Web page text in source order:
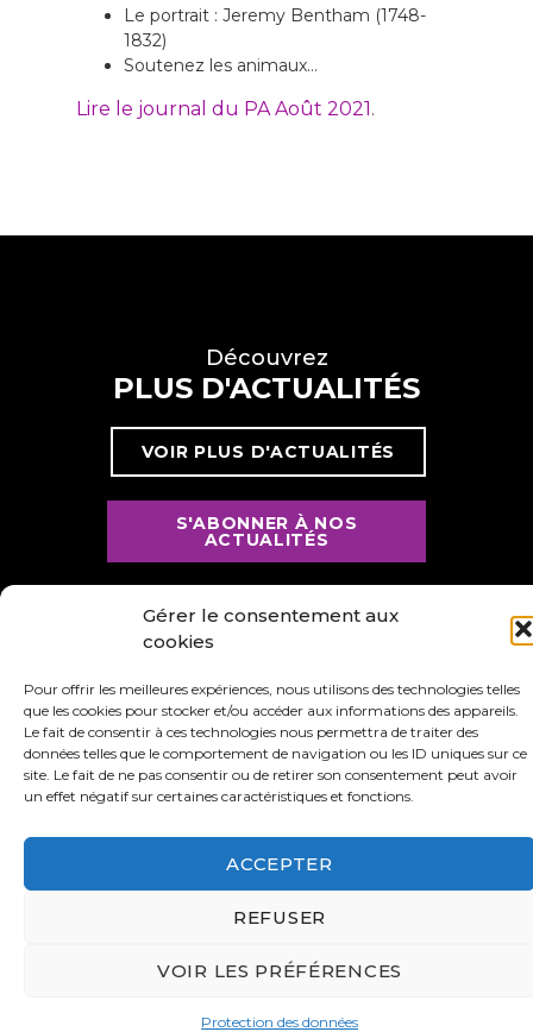
Gérer le consentement aux
cookies
Pour offrir les meilleures expériences, nous utilisons des technologies telles
que les cookies pour stocker et/ou accéder aux informations des appareils.
Le fait de consentir à ces technologies nous permettra de traiter des
données telles que le comportement de navigation ou les ID uniques sur ce
site. Le fait de ne pas consentir ou de retirer son consentement peut avoir
un effet négatif sur certaines caractéristiques et fonctions.
ACCEPTER
REFUSER
VOIR LES PRÉFÉRENCES
Protection des données
Le portrait : Jeremy Bentham (1748-
1832)
Soutenez les animaux…
Lire le journal du PA Août 2021.
Découvrez
PLUS D'ACTUALITÉS
VOIR PLUS D'ACTUALITÉS
S'ABONNER À NOS
ACTUALITÉS
Contact Valeurs
S’abonner à la lettre
Faire un don Adhérer
Conditions générales d’utilisation